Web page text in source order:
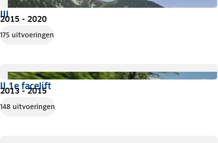
III
2015 - 2020
175 uitvoeringen
II 1e facelift
2013 - 2015
148 uitvoeringen